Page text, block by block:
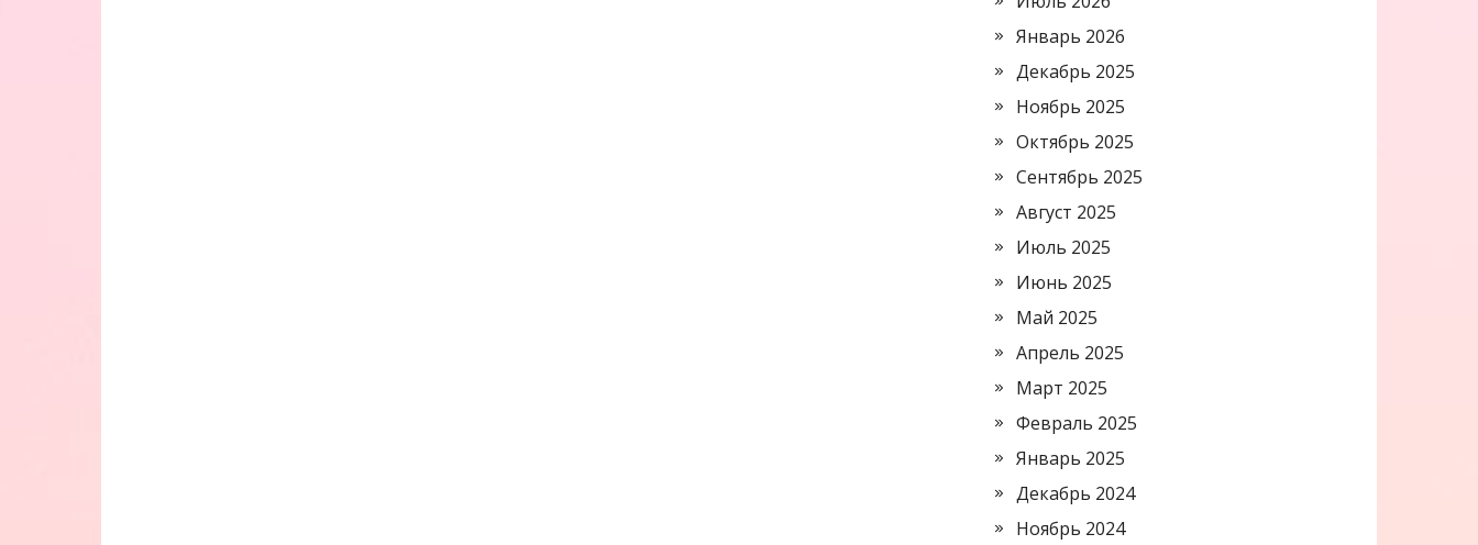
Январь 2026
Декабрь 2025
Ноябрь 2025
Октябрь 2025
Сентябрь 2025
Август 2025
Июль 2025
Июнь 2025
Май 2025
Апрель 2025
Март 2025
Февраль 2025
Январь 2025
Декабрь 2024
Ноябрь 2024